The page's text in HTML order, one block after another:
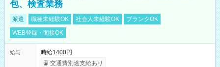
包、検査業務
派遣 職種未経験OK 社会人未経験OK
ブランクOK
WEB登録・面接OK
給与
時給1400円
交通費別途支給あり